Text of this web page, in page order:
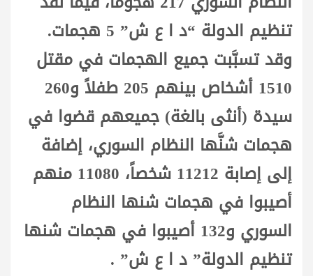
تنظيم الدولة “د ا ع ش” 5 هجمات.
وقد تسبَّبت جميع الهجمات في مقتل
1510 أشخاص بينهم 205 طفلاً و260
سيدة (أنثى بالغة) جميعهم قضوا في
هجمات شنَّها النظام السوري، إضافة
إلى إصابة 11212 شخصاً، 11080 منهم
أصيبوا في هجمات شنها النظام
السوري و132 أصيبوا في هجمات شنها
تنظيم الدولة” د ا ع ش” .